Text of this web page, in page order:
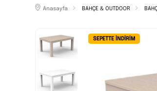
Anasayfa BAHÇE & OUTDOOR
SEPETTE İNDIRIM